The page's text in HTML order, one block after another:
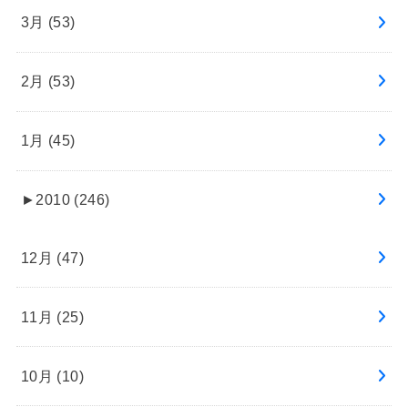
3月 (53)
2月 (53)
1月 (45)
► 2010 (246)
12月 (47)
11月 (25)
10月 (10)